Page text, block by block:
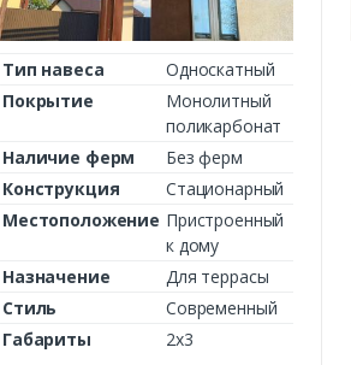
Тип навеса
Односкатный
Покрытие
Монолитный
поликарбонат
Наличие ферм
Без ферм
Конструкция
Стационарный
Местоположение Пристроенный
к дому
Назначение
Для террасы
Стиль
Современный
Габариты
2х3